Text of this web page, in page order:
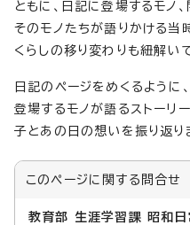
ともに、日記に登場するモノ
そのモノたちが語りかける当
くらしの移り変わりも紐解い
日記のページをめくるように
登場するモノが語るストーリ
子とあの日の想いを振り返り
このページに関する 問合せ
教育部 生涯学習課 昭和日